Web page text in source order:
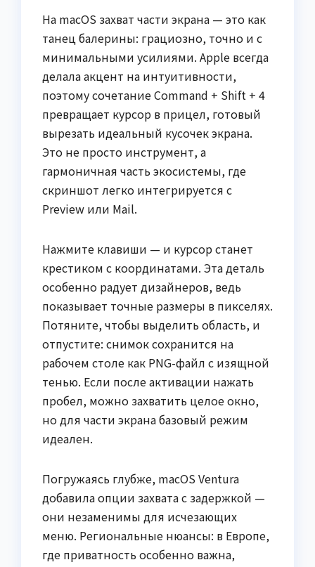
На macOS захват части экрана — это как
танец балерины: грациозно, точно и с
минимальными усилиями. Apple всегда
делала акцент на интуитивности,
поэтому сочетание Command + Shift + 4
превращает курсор в прицел, готовый
вырезать идеальный кусочек экрана.
Это не просто инструмент, а
гармоничная часть экосистемы, где
скриншот легко интегрируется с
Preview или Mail.
Нажмите клавиши — и курсор станет
крестиком с координатами. Эта деталь
особенно радует дизайнеров, ведь
показывает точные размеры в пикселях.
Потяните, чтобы выделить область, и
отпустите: снимок сохранится на
рабочем столе как PNG-файл с изящной
тенью. Если после активации нажать
пробел, можно захватить целое окно,
но для части экрана базовый режим
идеален.
Погружаясь глубже, macOS Ventura
добавила опции захвата с задержкой —
они незаменимы для исчезающих
меню. Региональные нюансы: в Европе,
где приватность особенно важна,